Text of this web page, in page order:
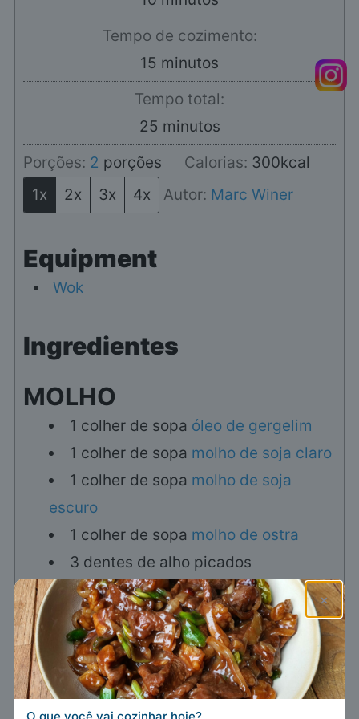
Tempo de cozimento:
15 minutos
minutos
Tempo total:
25 minutos
minutos
Porções: 2 porções Calorias: 300kcal
1x
2x 3x 4x Autor: Marc Winer
Equipment
Wok
Ingredientes
MOLHO
1 colher de sopa óleo de gergelim
1 colher de sopa molho de soja claro
1 colher de sopa molho de soja
escuro
1 colher de sopa molho de ostra
3 dentes de alho picados
1 colher de chá açúcar
1 colher de sopa molho de peixe
PARA O ARROZ
300 g arroz, de preferência cozido
×
O que você vai cozinhar hoje?